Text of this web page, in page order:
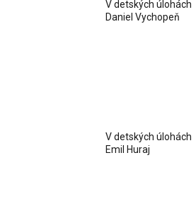
V detských úlohách
Daniel Vychopeň
V detských úlohách
Emil Huraj